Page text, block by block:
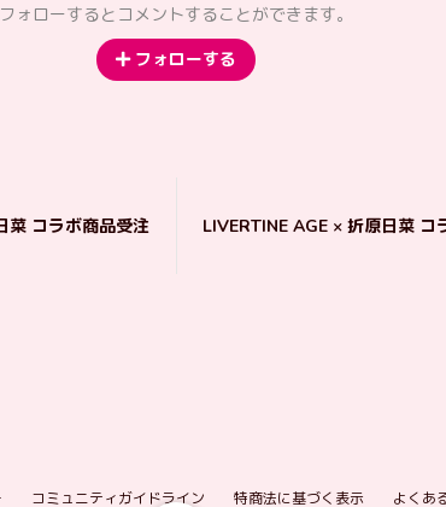
フォローするとコメントすることができます。
フォローする
菜 コラボ商品受注
LIVERTINE AGE × 折原日菜 コ
コミュニティガイドライン 特商法に基づく表示 よくあ